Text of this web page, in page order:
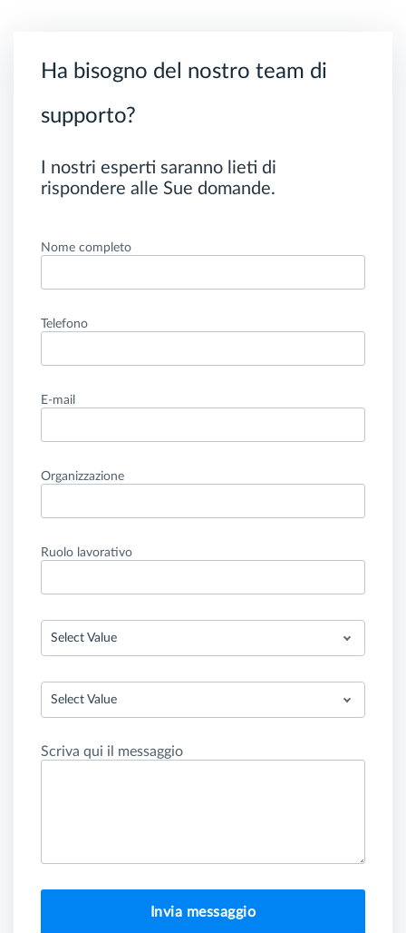
Ha bisogno del nostro team di
supporto?
I nostri esperti saranno lieti di
rispondere alle Sue domande.
Nome completo
Telefono
E-mail
Organizzazione
Ruolo lavorativo
Select Value
Select Value
Scriva qui il messaggio
Invia messaggio